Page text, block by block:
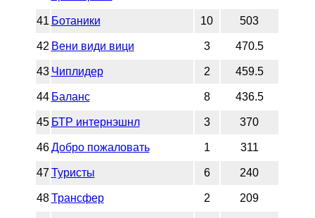
41 Ботаники 10 503
42 Вени види вици 3 470.5
43 Чиплидер 2 459.5
44 Баланс 8 436.5
45 БТР интернэшнл 3 370
46 Добро пожаловать 1 311
47 Туристы 6 240
48 Трансфер 2 209